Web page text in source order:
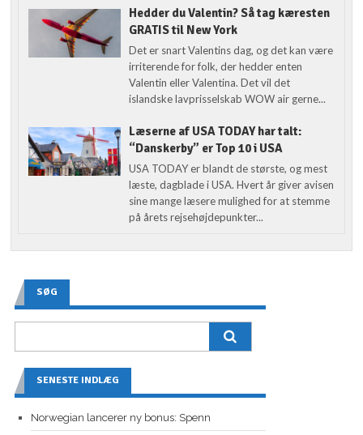
Hedder du Valentin? Så tag kæresten
GRATIS til New York
Det er snart Valentins dag, og det kan være
irriterende for folk, der hedder enten
Valentin eller Valentina. Det vil det
islandske lavprisselskab WOW air gerne...
Læserne af USA TODAY har talt:
“Danskerby” er Top 10 i USA
USA TODAY er blandt de største, og mest
læste, dagblade i USA. Hvert år giver avisen
sine mange læsere mulighed for at stemme
på årets rejsehøjdepunkter...
SØG
SENESTE INDLÆG
Norwegian lancerer ny bonus: Spenn